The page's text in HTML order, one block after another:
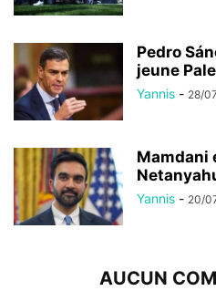
Pedro
jeune
Yannis - 28/
Mamdani
Yannis - 20/
AUCUN